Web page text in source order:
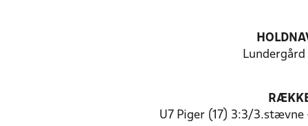
Lundergård
U7 Piger (17) 3:3/